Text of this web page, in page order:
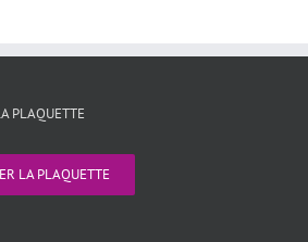
PLAQUETTE
LA PLAQUETTE